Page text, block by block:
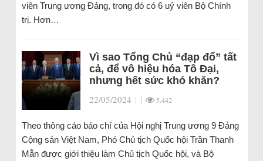
viên Trung ương Đảng, trong đó có 6 uỷ viên Bộ Chính
trị. Hơn…
Vì sao Tổng Chủ “đạp đổ” tất
cả, để vô hiệu hóa Tô Đại,
nhưng hết sức khó khăn?
22/05/2024 | | 5.442
Theo thông cáo báo chí của Hội nghị Trung ương 9 Đảng
Cộng sản Việt Nam, Phó Chủ tịch Quốc hội Trần Thanh
Mẫn được giới thiệu làm Chủ tịch Quốc hội, và Bộ